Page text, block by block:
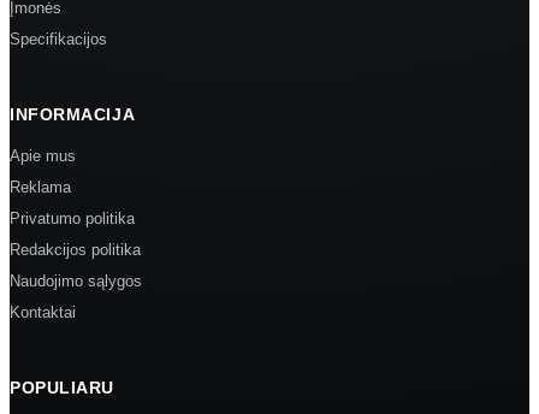
Įmonės
Specifikacijos
INFORMACIJA
Apie mus
Reklama
Privatumo politika
Redakcijos politika
Naudojimo sąlygos
Kontaktai
POPULIARU